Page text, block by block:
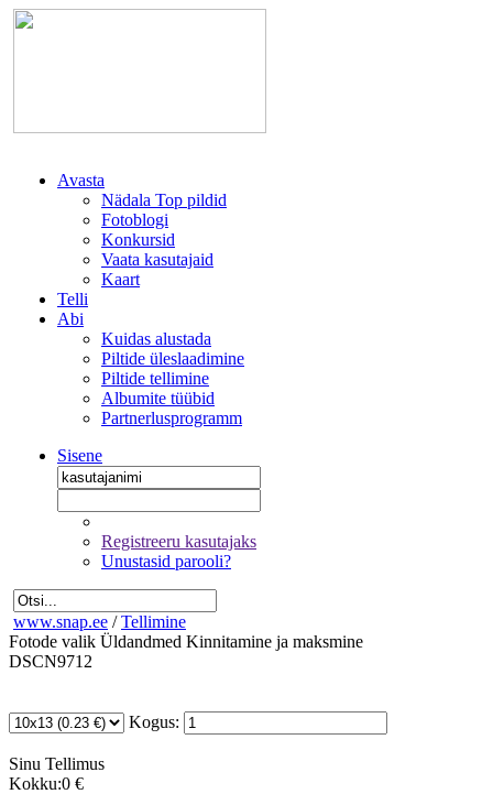
Avasta
Nädala Top pildid
Fotoblogi
Konkursid
Vaata kasutajaid
Kaart
Telli
Abi
Kuidas alustada
Piltide üleslaadimine
Piltide tellimine
Albumite tüübid
Partnerlusprogramm
Sisene
Registreeru kasutajaks
Unustasid parooli?
www.snap.ee / Tellimine
Fotode valik Üldandmed Kinnitamine ja maksmine
DSCN9712
Kogus:
Sinu Tellimus
Kokku:0 €